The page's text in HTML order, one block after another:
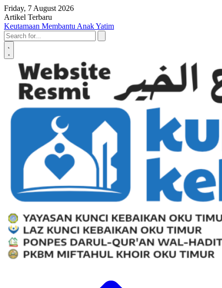
Skip to content
Friday, 7 August 2026
Artikel Terbaru
Penyerahan SK LAZ Kunci Kebaikan OKU Timur, Tonggak Baru
Penguatan Pelayanan Umat